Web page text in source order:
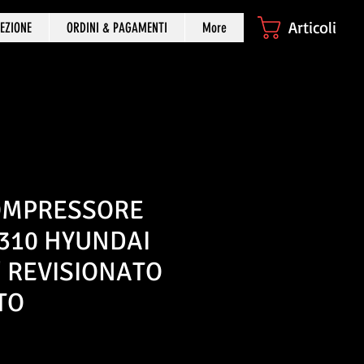
ORDINI & PAGAMENTI More Articoli
HYUNDAI